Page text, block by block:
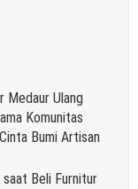
Medaur Ulang
Komunitas
Bumi Artisan
Beli Furnitur